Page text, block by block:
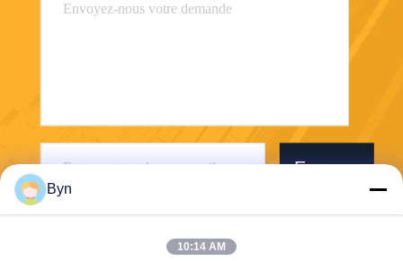
Envoyer
Byn
10:14 AM